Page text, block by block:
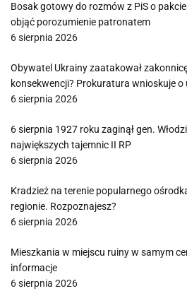
Bosak gotowy do rozmów z PiS o
objąć porozumienie patronatem
6 sierpnia 2026
Obywatel Ukrainy zaatakował
konsekwencji? Prokuratura wnioskuje
6 sierpnia 2026
6 sierpnia 1927 roku zaginął gen.
największych tajemnic II RP
6 sierpnia 2026
Kradzież na terenie popularnego
regionie. Rozpoznajesz?
6 sierpnia 2026
Mieszkania w miejscu ruiny w samym
informacje
6 sierpnia 2026